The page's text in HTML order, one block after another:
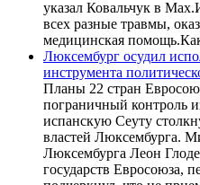
указал Ковальчук в
всех разные травмы,
медицинская
Люксембург осудил
инструмента
Планы 22 стран
пограничный контроль
испанскую Сеуту
властей Люксембурга.
Люксембурга Леон
государств Евросоюза,